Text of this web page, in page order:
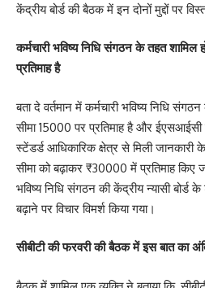
केंद्रीय बोर्ड की बैठक में इन दोनों मुद्दों पर
कर्मचारी भविष्य निधि संगठन के तहत
प्रतिमाह है
बता दे वर्तमान में कर्मचारी भविष्य निधि
सीमा 15000 पर प्रतिमाह है और
स्टेंडर्ड आधिकारिक क्षेत्र से मिली
सीमा को बढ़ाकर ₹30000 में प्रतिमाह किए
भविष्य निधि संगठन की केंद्रीय न्यासी बोर्ड
बढ़ाने पर विचार विमर्श किया गया।
सीबीटी की फरवरी की बैठक में इस बात का